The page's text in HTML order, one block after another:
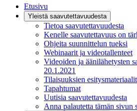
Etusivu
Yleistä saavutettavuudesta
Tietoa saavutettavuudesta
Kenelle saavutettavuus on
Ohjeita suunnittelun tueksi
Webinaarit ja videotallenteet
Videoiden ja äänilähetysten
20.1.2021
Tilaisuuksien esitysmateriaalit
Tapahtumat
Uutisia saavutettavuudesta
Anna palautetta tämän sivun